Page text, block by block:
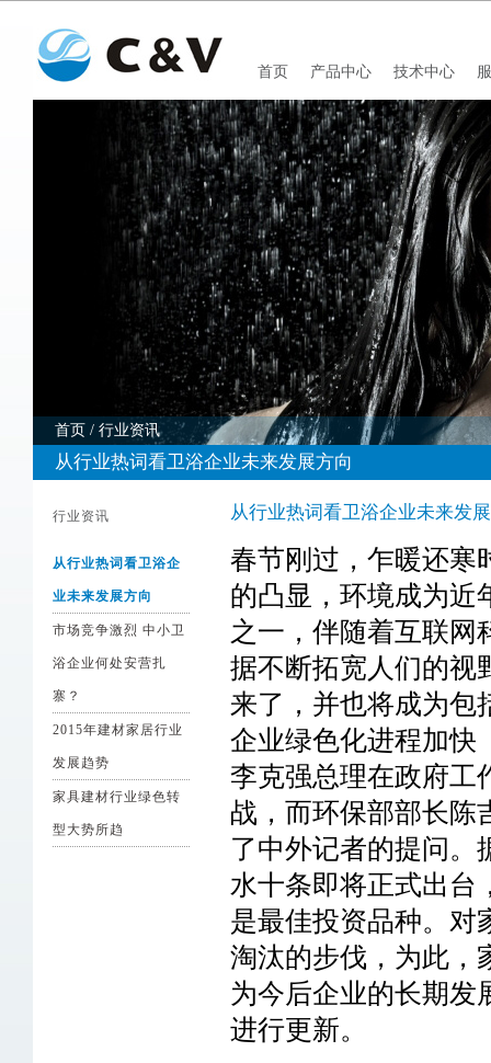
首页 产品中心 技术中心
首页 / 行业资讯
从行业热词看卫浴企业未来发展方向
行业资讯
从行业热词看卫浴企
业未来发展方向
市场竞争激烈 中小卫
浴企业何处安营扎
寨？
2015年建材家居行业
发展趋势
家具建材行业绿色转
型大势所趋
从行业热词看卫浴企业未来发
春节刚过，乍暖还寒
的凸显，环境成为近
之一，伴随着互联网
据不断拓宽人们的视
来了，并也将成为包
企业绿色化进程加快
李克强总理在政府工
战，而环保部部长陈
了中外记者的提问。
水十条即将正式出台
是最佳投资品种。对
淘汰的步伐，为此，
为今后企业的长期发
进行更新。